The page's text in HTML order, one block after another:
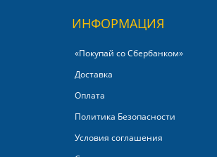
ИНФОРМАЦИЯ
«Покупай со Сбербанком»‎
Доставка
Оплата
Политика Безопасности
Условия соглашения